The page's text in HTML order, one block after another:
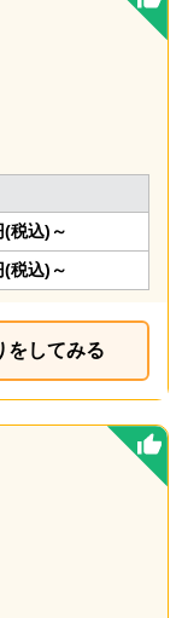
(税込)～
(税込)～
してみる